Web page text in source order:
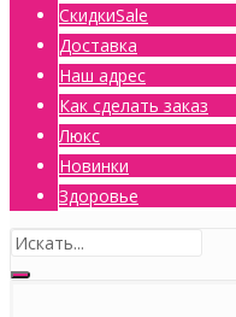
СкидкиSale
Доставка
Наш адрес
Как сделать заказ
Люкс
Новинки
Здоровье